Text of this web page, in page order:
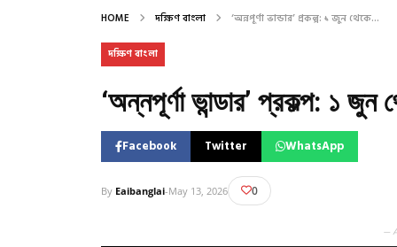
HOME দক্ষিণ বাংলা ‘অন্নপূর্ণা ভান্ডার’ প্রকল্প: ১ জুন থেকে...
দক্ষিণ বাংলা
‘অন্নপূর্ণা ভান্ডার’ প্রকল্প: ১ জুন
Facebook Twitter WhatsApp
By Eaibanglai-May 13, 2026 0
—